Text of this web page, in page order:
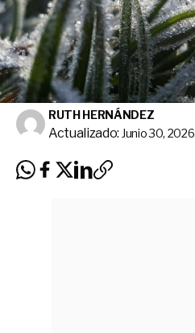
RUTH HERNÁNDEZ
Actualizado: Junio 30, 2026